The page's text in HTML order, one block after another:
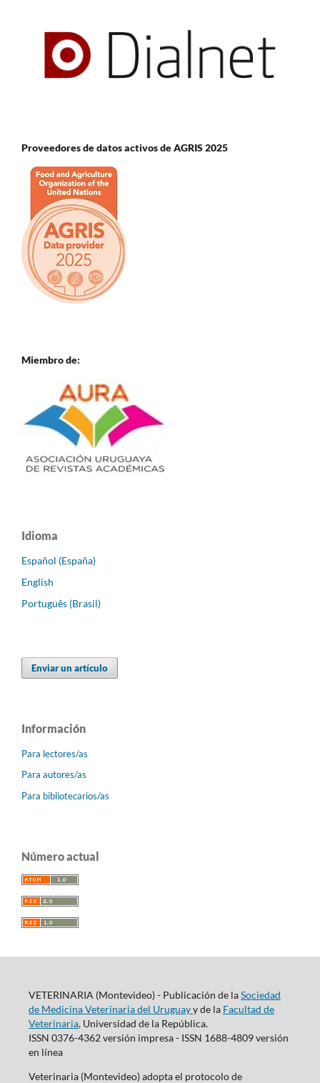
Proveedores de datos activos de AGRIS 2025
Miembro de:
Idioma
Español (España)
English
Português (Brasil)
Enviar un artículo
Información
Para lectores/as
Para autores/as
Para bibliotecarios/as
Número actual
VETERINARIA (Montevideo) - Publicación de laSociedad
de Medicina Veterinaria del Uruguayy de la Facultad de
Veterinaria, Universidad de la República.
ISSN 0376-4362 versión impresa - ISSN 1688-4809 versión
en línea
Veterinaria (Montevideo) adopta el protocolo de